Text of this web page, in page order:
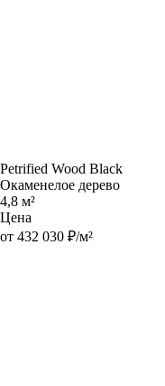
Petrified Wood Black
Окаменелое дерево
4,8 м²
Цена
от 432 030 ₽/м²